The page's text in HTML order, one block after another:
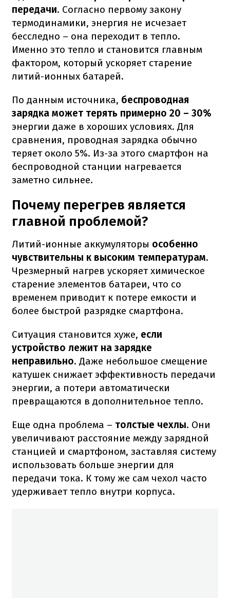
передачи. Согласно первому закону
термодинамики, энергия не исчезает
бесследно – она переходит в тепло.
Именно это тепло и становится главным
фактором, который ускоряет старение
литий-ионных батарей.
По данным источника, беспроводная
зарядка может терять примерно 20 – 30%
энергии даже в хороших условиях. Для
сравнения, проводная зарядка обычно
теряет около 5%. Из-за этого смартфон на
беспроводной станции нагревается
заметно сильнее.
Почему перегрев является
главной проблемой?
Литий-ионные аккумуляторы особенно
чувствительны к высоким температурам.
Чрезмерный нагрев ускоряет химическое
старение элементов батареи, что со
временем приводит к потере емкости и
более быстрой разрядке смартфона.
Ситуация становится хуже, если
устройство лежит на зарядке
неправильно. Даже небольшое смещение
катушек снижает эффективность передачи
энергии, а потери автоматически
превращаются в дополнительное тепло.
Еще одна проблема – толстые чехлы. Они
увеличивают расстояние между зарядной
станцией и смартфоном, заставляя систему
использовать больше энергии для
передачи тока. К тому же сам чехол часто
удерживает тепло внутри корпуса.